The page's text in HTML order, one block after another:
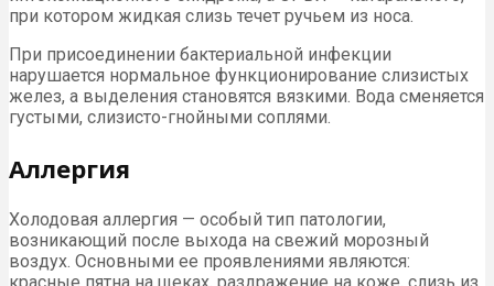
при котором жидкая слизь течет ручьем из носа.
При присоединении бактериальной инфекции
нарушается нормальное функционирование слизистых
желез, а выделения становятся вязкими. Вода сменяется
густыми, слизисто-гнойными соплями.
Аллергия
Холодовая аллергия — особый тип патологии,
возникающий после выхода на свежий морозный
воздух. Основными ее проявлениями являются: